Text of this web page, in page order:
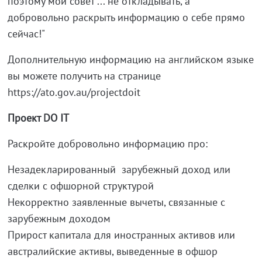
добровольно раскрыть информацию о себе прямо
сейчас!"
Дополнительную информацию на английском языке
вы можете получить на странице
https://ato.gov.au/projectdoit
Проект DO IT
Раскройте добровольно информацию про:
Незадекларированный зарубежный доход или
сделки с офшорной структурой
Некорректно заявленные вычеты, связанные с
зарубежным доходом
Прирост капитала для иностранных активов или
австралийские активы, выведенные в офшор